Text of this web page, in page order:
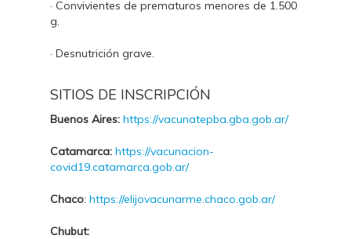
· Convivientes de prematuros menores de 1.500
g.
· Desnutrición grave.
SITIOS DE INSCRIPCIÓN
Buenos Aires: https://vacunatepba.gba.gob.ar/
Catamarca: https://vacunacion-
covid19.catamarca.gob.ar/
Chaco: https://elijovacunarme.chaco.gob.ar/
Chubut: